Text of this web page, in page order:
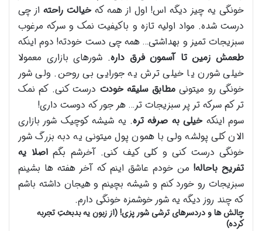
خونگی یه چیز دیگه اس! اول از همه کهخیالت راحته از چی
درست شده. مواد اولیه تازه و باکیفیت نمک و سرکه مرغوب
سبزیجات تمیز و بهداشتی… همه چی دست خودته! دوم اینکه
طعمش زمین تا آسمون فرق داره. شورهای بازاری معمولا
خیلی شورن یا خیلی ترش یه جورایی بی روحن. ولی شور
خونگی رو میتونیمطابق سلیقه خودت درست کنی. کم نمک
تر کم سرکه تر پر سبزیجات تر… هر جور که دوست داری!
سوم اینکهخیلی به صرفه تره. یه شیشه کوچیک شور بازاری
الان کلی پولشه ولی با همون پول میتونی یه دبه بزرگ شور
خونگی درست کنی و کلی کیف کنی. آخرشم بگماصلا یه
تفریح باحاله! من خودم عاشق اینم که آخر هفته ها بشینم
سبزیجات رو خورد کنم و شیشه بچینم و هیجان داشته باشم
که چند روز دیگه یه شور خوشمزه خونگی دارم.
چالش ها و دردسرهای ترشی شور پزی! (از زبون یه بدبختِ تجربه
کرده)